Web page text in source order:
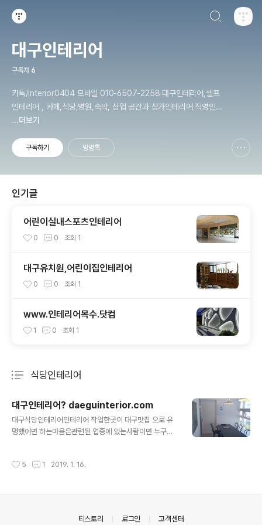
대구인테리어
구독자 6
카톡/interior0404 모바일 010-6507-2258 대구인테리어,셀프
인테리어 , 카페,식당,병원,숙박, 상업 공간과 상가인테리어 직영인테
...더보기
구독하기 방명록
인기글
어린이실내스포츠인테리어
0 0 조회 1
대구유치원,어린이집인테리어
0 0 조회 1
www.인테리어목수.닷컴
1 0 조회 1
식당인테리어
대구인테리어? daeguinterior.com
대구식당인테리어인테리어 작업한곳이 대구맛집 으로 유
명했어면 하는마음은관련된 업종에 있는사람이면 누구나
이라서 철거작업부터~~ 기존좌식에서 테이블식으로 전환
때문에 파티션위치 룸을 만들경우와 그룹별로 테이블 배치
5 1 2019. 1. 16.
티스토리 로그인 고객센터